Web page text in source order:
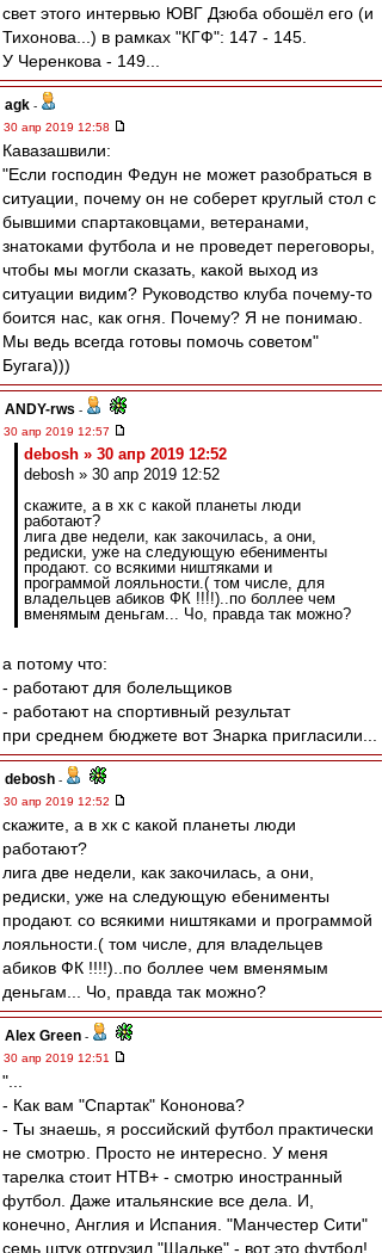
свет этого интервью ЮВГ Дзюба обошёл его (и
Тихонова...) в рамках "КГФ": 147 - 145.
У Черенкова - 149...
agk -
30 апр 2019 12:58
Кавазашвили:
"Если господин Федун не может разобраться в
ситуации, почему он не соберет круглый стол с
бывшими спартаковцами, ветеранами,
знатоками футбола и не проведет переговоры,
чтобы мы могли сказать, какой выход из
ситуации видим? Руководство клуба почему-то
боится нас, как огня. Почему? Я не понимаю.
Мы ведь всегда готовы помочь советом"
Бугага)))
ANDY-rws -
30 апр 2019 12:57
debosh » 30 апр 2019 12:52
debosh » 30 апр 2019 12:52
скажите, а в хк с какой планеты люди
работают?
лига две недели, как закочилась, а они,
редиски, уже на следующую ебенименты
продают. со всякими ништяками и
программой лояльности.( том числе, для
владельцев абиков ФК !!!!)..по боллее чем
вменямым деньгам... Чо, правда так можно?
а потому что:
- работают для болельщиков
- работают на спортивный результат
при среднем бюджете вот Знарка пригласили...
debosh -
30 апр 2019 12:52
скажите, а в хк с какой планеты люди
работают?
лига две недели, как закочилась, а они,
редиски, уже на следующую ебенименты
продают. со всякими ништяками и программой
лояльности.( том числе, для владельцев
абиков ФК !!!!)..по боллее чем вменямым
деньгам... Чо, правда так можно?
Alex Green -
30 апр 2019 12:51
"...
- Как вам "Спартак" Кононова?
- Ты знаешь, я российский футбол практически
не смотрю. Просто не интересно. У меня
тарелка стоит НТВ+ - смотрю иностранный
футбол. Даже итальянские все дела. И,
конечно, Англия и Испания. "Манчестер Сити"
семь штук отгрузил "Шальке" - вот это футбол!